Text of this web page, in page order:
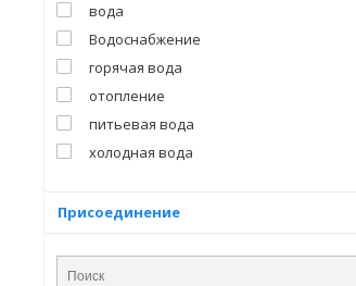
вода
Водоснабжение
горячая вода
отопление
питьевая вода
холодная вода
Присоединение